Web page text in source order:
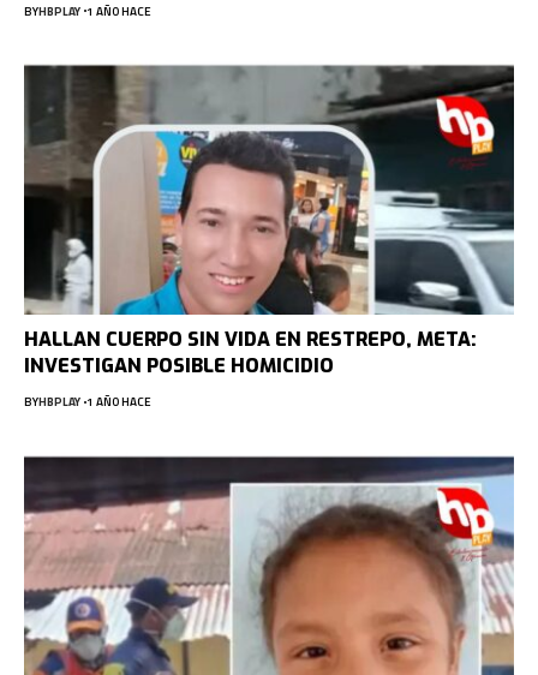
BYHBPLAY 1 AÑO HACE
HALLAN CUERPO SIN VIDA EN RESTREPO, META:
INVESTIGAN POSIBLE HOMICIDIO
BYHBPLAY 1 AÑO HACE